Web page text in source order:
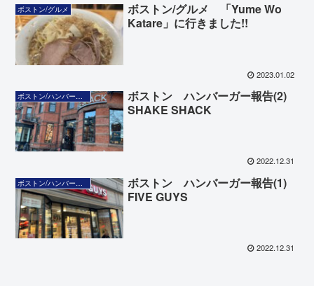
ボストン/グルメ
ボストン/グルメ 「Yume Wo
Katare」に行きました!!
2023.01.02
ボストン/ハンバーガー
ボストン ハンバーガー報告(2)
SHAKE SHACK
2022.12.31
ボストン ハンバーガー報告(1)
FIVE GUYS
2022.12.31